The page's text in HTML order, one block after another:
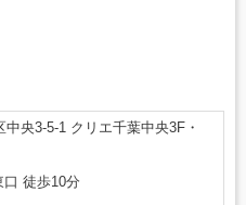
央3-5-1 クリエ千葉中央3F・
徒歩10分